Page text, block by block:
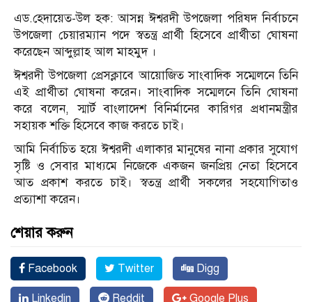
এড.হেদায়েত-উল হক: আসন্ন ঈশ্বরদী উপজেলা পরিষদ নির্বাচনে
উপজেলা চেয়ারম্যান পদে স্বতন্ত্র প্রার্থী হিসেবে প্রার্থীতা ঘোষনা
করেছেন আব্দুল্লাহ আল মাহমুদ ।
ঈশ্বরদী উপজেলা প্রেসক্লাবে আয়োজিত সাংবাদিক সম্মেলনে তিনি
এই প্রার্থীতা ঘোষনা করেন। সাংবাদিক সম্মেলনে তিনি ঘোষনা
করে বলেন, স্মার্ট বাংলাদেশ বিনির্মানের কারিগর প্রধানমন্ত্রীর
সহায়ক শক্তি হিসেবে কাজ করতে চাই।
আমি নির্বাচিত হয়ে ঈশ্বরদী এলাকার মানুষের নানা প্রকার সুযোগ
সৃষ্টি ও সেবার মাধ্যমে নিজেকে একজন জনপ্রিয় নেতা হিসেবে
আত প্রকাশ করতে চাই। স্বতন্ত্র প্রার্থী সকলের সহযোগিতাও
প্রত্যাশা করেন।
শেয়ার করুন
Facebook Twitter Digg
Linkedin Reddit Google Plus